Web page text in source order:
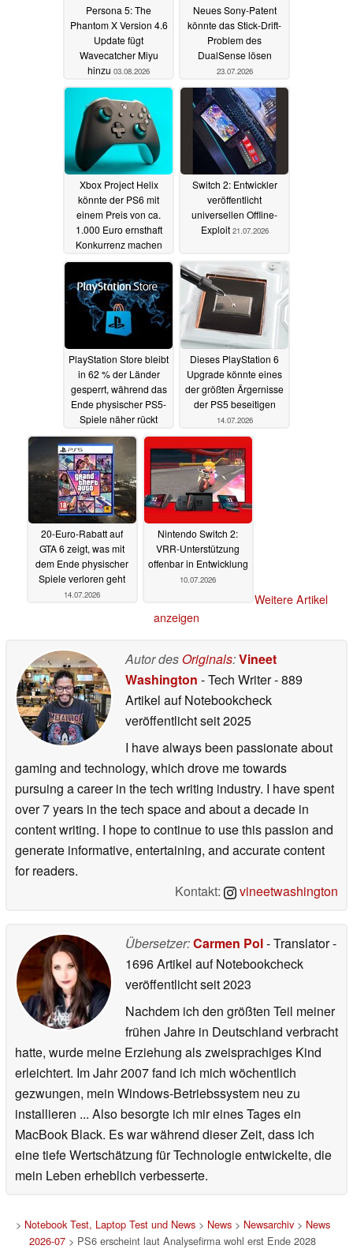
Persona 5: The
Phantom X Version 4.6
Update fügt
Wavecatcher Miyu
hinzu 03.08.2026
Neues Sony-Patent
könnte das Stick-Drift-
Problem des
DualSense lösen
23.07.2026
Xbox Project Helix
könnte der PS6 mit
einem Preis von ca.
1.000 Euro ernsthaft
Konkurrenz machen
22.07.2026
Switch 2: Entwickler
veröffentlicht
universellen Offline-
Exploit 21.07.2026
PlayStation Store bleibt
in 62 % der Länder
gesperrt, während das
Ende physischer PS5-
Spiele näher rückt
15.07.2026
Dieses PlayStation 6
Upgrade könnte eines
der größten Ärgernisse
der PS5 beseitigen
14.07.2026
20-Euro-Rabatt auf
GTA 6 zeigt, was mit
dem Ende physischer
Spiele verloren geht
14.07.2026
Nintendo Switch 2:
VRR-Unterstützung
offenbar in Entwicklung
10.07.2026
Weitere Artikel
anzeigen
Autor des Originals:Vineet
Washington - Tech Writer- 889
Artikel auf Notebookcheck
veröffentlichtseit 2025
I have always been passionate about
gaming and technology, which drove me towards
pursuing a career in the tech writing industry. I have spent
over 7 years in the tech space and about a decade in
content writing. I hope to continue to use this passion and
generate informative, entertaining, and accurate content
for readers.
Kontakt:
vineetwashington
Übersetzer:Carmen Pol- Translator-
1696 Artikel auf Notebookcheck
veröffentlichtseit 2023
Nachdem ich den größten Teil meiner
frühen Jahre in Deutschland verbracht
hatte, wurde meine Erziehung als zweisprachiges Kind
erleichtert. Im Jahr 2007 fand ich mich wöchentlich
gezwungen, mein Windows-Betriebssystem neu zu
installieren ... Also besorgte ich mir eines Tages ein
MacBook Black. Es war während dieser Zeit, dass ich
eine tiefe Wertschätzung für Technologie entwickelte, die
mein Leben erheblich verbesserte.
> Notebook Test, Laptop Test und News> News> Newsarchiv> News
2026-07 > PS6 erscheint laut Analysefirma wohl erst Ende 2028